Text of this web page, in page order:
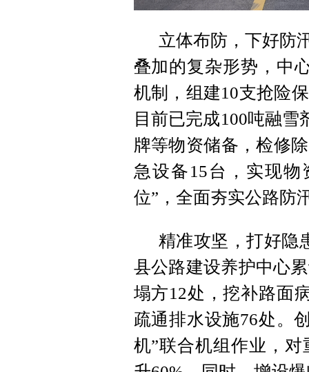
立体布防，下好防
叠加的复杂形势，中
机制，组建10支抢险
目前已完成100吨融雪
牌等物资储备，检修
急设备15台，实现
位”，全面夯实公路防
精准攻坚，打好隐
县公路建设养护中心
塌方12处，挖补路面
疏通排水设施76处。
机”联合机组作业，